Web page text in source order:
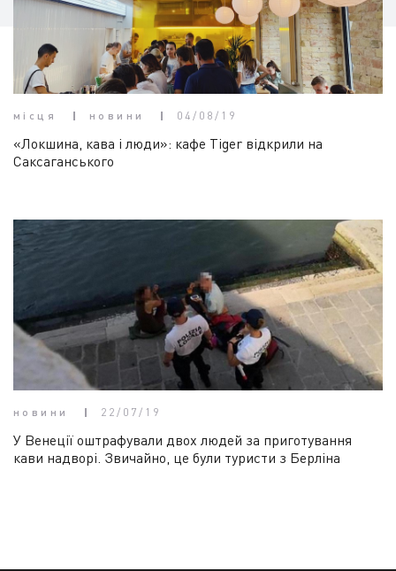
місця новини 04/08/19
«Локшина, кава і люди»: кафе Tiger відкрили на
Саксаганського
новини 22/07/19
У Венеції оштрафували двох людей за приготування
кави надворі. Звичайно, це були туристи з Берліна